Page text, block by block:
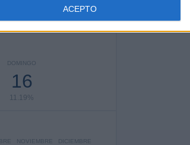
ACEPTO
DOMINGO
16
11.19%
NOVIEMBRE DICIEMBRE